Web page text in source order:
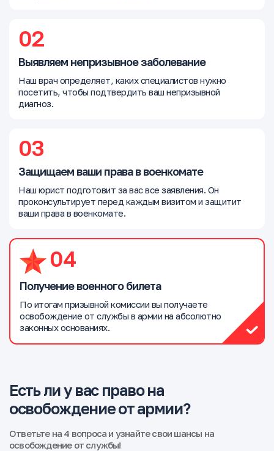
02
Выявляем непризывное заболевание
Наш врач определяет, каких специалистов нужно
посетить, чтобы подтвердить ваш непризывной
диагноз.
03
Защищаем ваши права в военкомате
Наш юрист подготовит за вас все заявления. Он
проконсультирует перед каждым визитом и защитит
ваши права в военкомате.
04
Получение военного билета
По итогам призывной комиссии вы получаете
освобождение от службы в армии на абсолютно
законных основаниях.
Есть ли у вас право на
освобождение от армии?
Ответьте на 4 вопроса и узнайте свои шансы на
освобождение от службы!